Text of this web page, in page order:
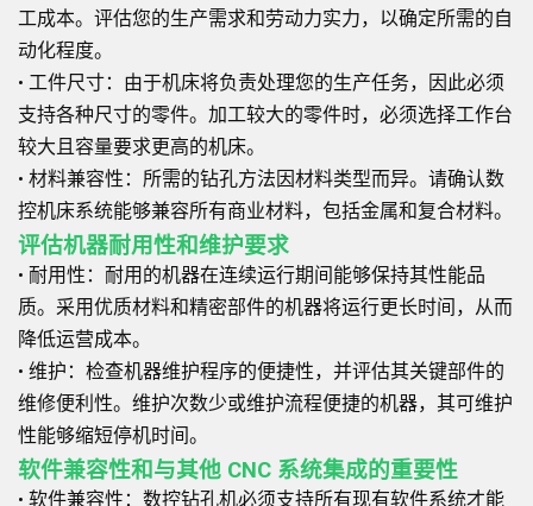
工成本。评估您的生产需求和劳动力实力，以确定所需的自
动化程度。
• 工件尺寸：由于机床将负责处理您的生产任务，因此必须
支持各种尺寸的零件。加工较大的零件时，必须选择工作台
较大且容量要求更高的机床。
• 材料兼容性：所需的钻孔方法因材料类型而异。请确认数
控机床系统能够兼容所有商业材料，包括金属和复合材料。
评估机器耐用性和维护要求
• 耐用性：耐用的机器在连续运行期间能够保持其性能品
质。采用优质材料和精密部件的机器将运行更长时间，从而
降低运营成本。
• 维护：检查机器维护程序的便捷性，并评估其关键部件的
维修便利性。维护次数少或维护流程便捷的机器，其可维护
性能够缩短停机时间。
软件兼容性和与其他 CNC 系统集成的重要性
• 软件兼容性：数控钻孔机必须支持所有现有软件系统才能